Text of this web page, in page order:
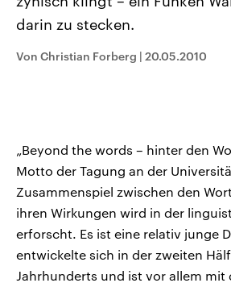
September 2026 einen neuen
Landtag. Seit 2021 wird das
Bundesland von einer Koalition aus
Umfragen, Prognosen,
darin zu stecken.
Von Christian Forberg | 20.05.2010
„Beyond the words – hinter den
Motto der Tagung an der
Zusammenspiel zwischen den
ihren Wirkungen wird in der
erforscht. Es ist eine relativ junge
entwickelte sich in der zweiten
Jahrhunderts und ist vor allem mit